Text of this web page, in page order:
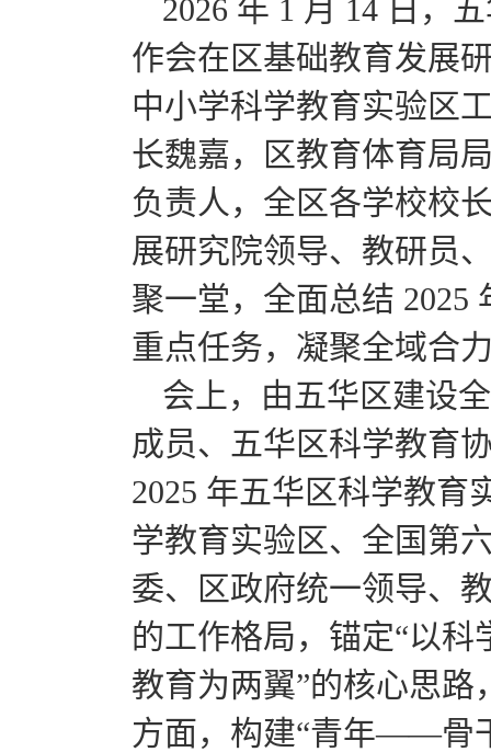
2026 年 1 月 14 日，
作会在区基础教育发展
中小学科学教育实验区
长魏嘉，区教育体育局
负责人，全区各学校校
展研究院领导、教研员
聚一堂，全面总结 2025
重点任务，凝聚全域合
会上，由五华区建设
成员、五华区科学教育
2025 年五华区科学教育
学教育实验区、全国第
委、区政府统一领导、
的工作格局，锚定“以
教育为两翼”的核心思
方面，构建“青年——骨